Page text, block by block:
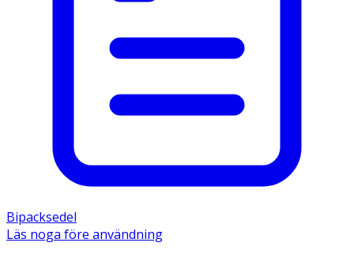
Bipacksedel
Läs noga före användning